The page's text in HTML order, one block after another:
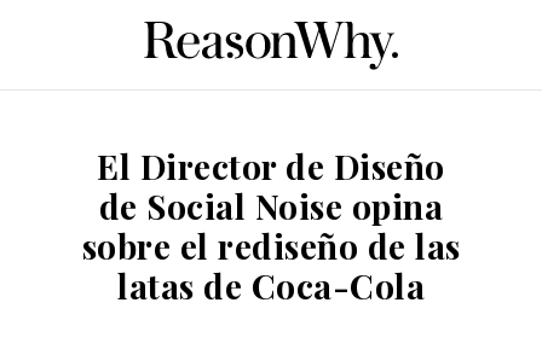
El Director de Diseño
de Social Noise opina
sobre el rediseño de las
latas de Coca-Cola